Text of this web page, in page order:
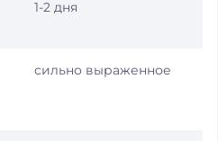
1-2 дня
сильно выраженное